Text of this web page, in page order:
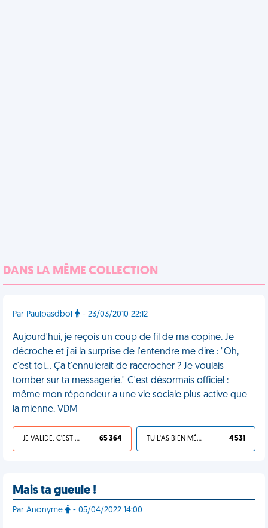
DANS LA MÊME COLLECTION
Par Paulpasdbol - 23/03/2010 22:12
Aujourd'hui, je reçois un coup de fil de ma copine. Je
décroche et j'ai la surprise de l'entendre me dire : "Oh,
c'est toi... Ça t'ennuierait de raccrocher ? Je voulais
tomber sur ta messagerie." C'est désormais officiel :
même mon répondeur a une vie sociale plus active que
la mienne. VDM
JE VALIDE, C'EST UNE VDM 65 364 TU L'AS BIEN MÉRITÉ 4 531
Mais ta gueule !
Par Anonyme - 05/04/2022 14:00